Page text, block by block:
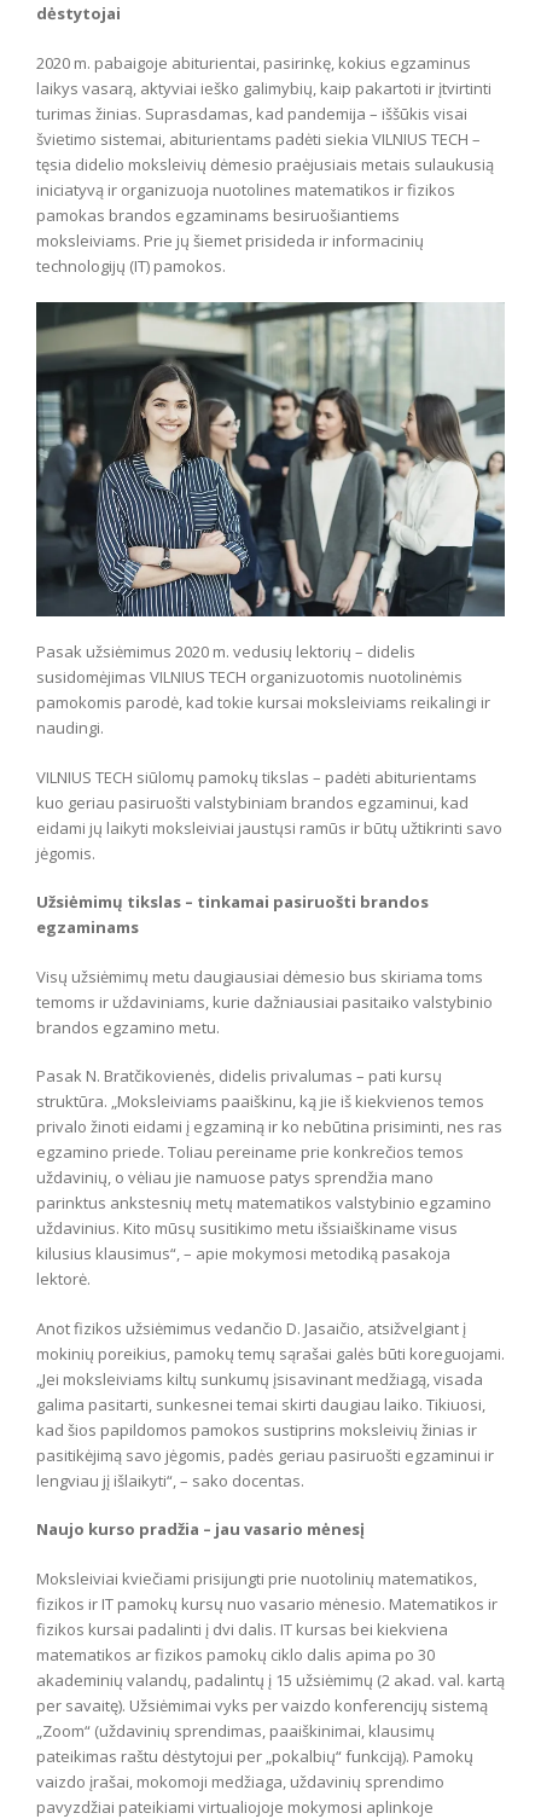
dėstytojai
2020 m. pabaigoje abiturientai, pasirinkę, kokius egzaminus
laikys vasarą, aktyviai ieško galimybių, kaip pakartoti ir įtvirtinti
turimas žinias. Suprasdamas, kad pandemija – iššūkis visai
švietimo sistemai, abiturientams padėti siekia VILNIUS TECH –
tęsia didelio moksleivių dėmesio praėjusiais metais sulaukusią
iniciatyvą ir organizuoja nuotolines matematikos ir fizikos
pamokas brandos egzaminams besiruošiantiems
moksleiviams. Prie jų šiemet prisideda ir informacinių
technologijų (IT) pamokos.
Pasak užsiėmimus 2020 m. vedusių lektorių – didelis
susidomėjimas VILNIUS TECH organizuotomis nuotolinėmis
pamokomis parodė, kad tokie kursai moksleiviams reikalingi ir
naudingi.
VILNIUS TECH siūlomų pamokų tikslas – padėti abiturientams
kuo geriau pasiruošti valstybiniam brandos egzaminui, kad
eidami jų laikyti moksleiviai jaustųsi ramūs ir būtų užtikrinti savo
jėgomis.
Užsiėmimų tikslas – tinkamai pasiruošti brandos
egzaminams
Visų užsiėmimų metu daugiausiai dėmesio bus skiriama toms
temoms ir uždaviniams, kurie dažniausiai pasitaiko valstybinio
brandos egzamino metu.
Pasak N. Bratčikovienės, didelis privalumas – pati kursų
struktūra. „Moksleiviams paaiškinu, ką jie iš kiekvienos temos
privalo žinoti eidami į egzaminą ir ko nebūtina prisiminti, nes ras
egzamino priede. Toliau pereiname prie konkrečios temos
uždavinių, o vėliau jie namuose patys sprendžia mano
parinktus ankstesnių metų matematikos valstybinio egzamino
uždavinius. Kito mūsų susitikimo metu išsiaiškiname visus
kilusius klausimus“, – apie mokymosi metodiką pasakoja
lektorė.
Anot fizikos užsiėmimus vedančio D. Jasaičio, atsižvelgiant į
mokinių poreikius, pamokų temų sąrašai galės būti koreguojami.
„Jei moksleiviams kiltų sunkumų įsisavinant medžiagą, visada
galima pasitarti, sunkesnei temai skirti daugiau laiko. Tikiuosi,
kad šios papildomos pamokos sustiprins moksleivių žinias ir
pasitikėjimą savo jėgomis, padės geriau pasiruošti egzaminui ir
lengviau jį išlaikyti“, – sako docentas.
Naujo kurso pradžia – jau vasario mėnesį
Moksleiviai kviečiami prisijungti prie nuotolinių matematikos,
fizikos ir IT pamokų kursų nuo vasario mėnesio. Matematikos ir
fizikos kursai padalinti į dvi dalis. IT kursas bei kiekviena
matematikos ar fizikos pamokų ciklo dalis apima po 30
akademinių valandų, padalintų į 15 užsiėmimų (2 akad. val. kartą
per savaitę). Užsiėmimai vyks per vaizdo konferencijų sistemą
„Zoom“ (uždavinių sprendimas, paaiškinimai, klausimų
pateikimas raštu dėstytojui per „pokalbių“ funkciją). Pamokų
vaizdo įrašai, mokomoji medžiaga, uždavinių sprendimo
pavyzdžiai pateikiami virtualiojoje mokymosi aplinkoje